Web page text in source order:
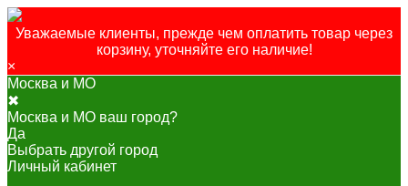
Уважаемые клиенты, прежде чем оплатить товар через
корзину, уточняйте его наличие!
×
Москва и МО
✖
Москва и МО ваш город?
Да
Выбрать другой город
Личный кабинет